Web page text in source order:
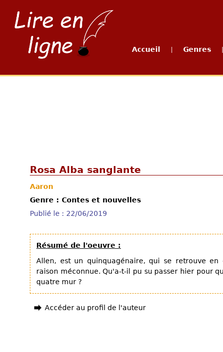
Accueil Genres
Rosa Alba sanglante
Aaron
Genre : Contes et nouvelles
Publié le : 22/06/2019
Résumé de l'oeuvre :
Allen, est un quinquagénaire, qui se retrouve en
raison méconnue. Qu'a-t-il pu su passer hier pour
quatre mur ?
Accéder au profil de l'auteur